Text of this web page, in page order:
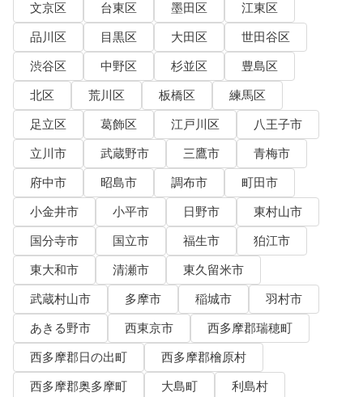
文京区
台東区 墨田区
江東区
品川区
目黒区 大田区
世田谷区
渋谷区
中野区 杉並区
豊島区
北区
荒川区 板橋区
練馬区
足立区
葛飾区 江戸川区
八王子市
立川市
武蔵野市 三鷹市
青梅市
府中市
昭島市 調布市
町田市
小金井市
小平市 日野市
東村山市
国分寺市
国立市 福生市
狛江市
東大和市
清瀬市
東久留米市
武蔵村山市
多摩市 稲城市
羽村市
あきる野市
西東京市
西多摩郡瑞穂町
西多摩郡日の出町
西多摩郡檜原村
西多摩郡奥多摩町
大島町
利島村